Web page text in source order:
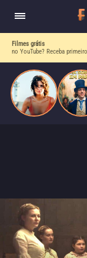
Filmes grátis
no YouTube? Receba
escrevia e a vida